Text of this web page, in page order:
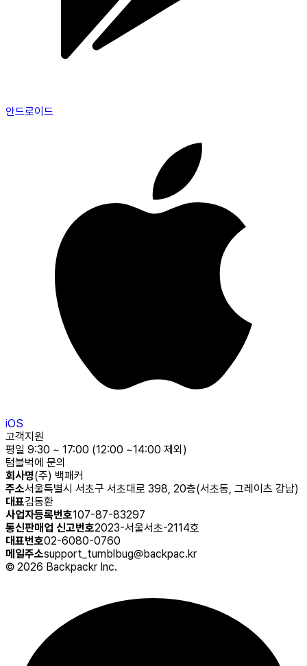
안드로이드
iOS
고객지원
평일 9:30 ~ 17:00 (12:00 ~14:00 제외)
텀블벅에 문의
회사명(주) 백패커
주소서울특별시 서초구 서초대로 398, 20층(서초동, 그레이츠 강남)
대표김동환
사업자등록번호107-87-83297
통신판매업 신고번호2023-서울서초-2114호
대표번호02-6080-0760
메일주소support_tumblbug@backpac.kr
© 2026 Backpackr Inc.